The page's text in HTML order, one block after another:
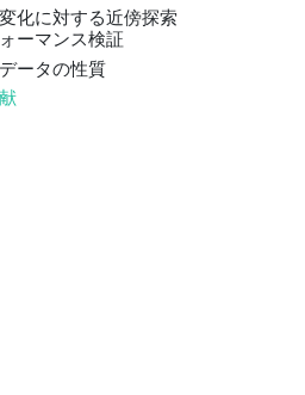
化に対する近傍探索
ーマンス検証
ータの性質